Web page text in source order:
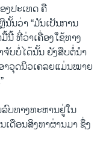
ງປະເທດ ຄື
ນວ່າ “ມັນເປັນການ
ນີ້ ທີ່ວ່າເຄື່ອງໃຊ້ທາງ
ບບໍ່ໄດ້ນັ້ນ ຍັງສືບຕໍ່ນຳ
າວຸດນິວເຄລຍແມ່ນໝາຍ
ບທາງທະຫານຢູ່ໃນ
ດືອນສິງຫາຜ່ານມາ ຊຶ່ງ